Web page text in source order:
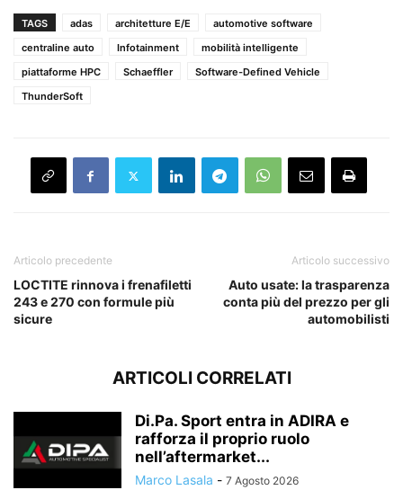
TAGS adas architetture E/E
automotive software
centraline auto
Infotainment
mobilità intelligente
piattaforme HPC
Schaeffler
Software-Defined Vehicle
ThunderSoft
Articolo precedente
LOCTITE rinnova i frenafiletti
243 e 270 con formule più
sicure
Articolo successivo
Auto usate: la trasparenza
conta più del prezzo per gli
automobilisti
ARTICOLI CORRELATI
Di.Pa. Sport entra in ADIRA e
rafforza il proprio ruolo
nell’aftermarket...
Marco Lasala - 7 Agosto 2026